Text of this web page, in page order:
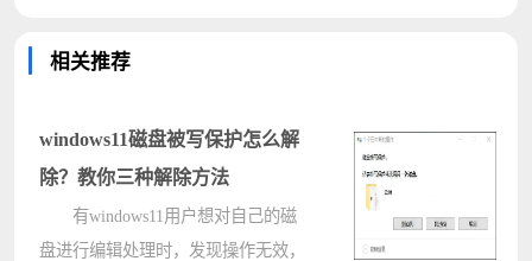
相关推荐
windows11磁盘被写保护怎么解
除？教你三种解除方法
有windows11用户想对自己的磁
盘进行编辑处理时，发现操作无效，